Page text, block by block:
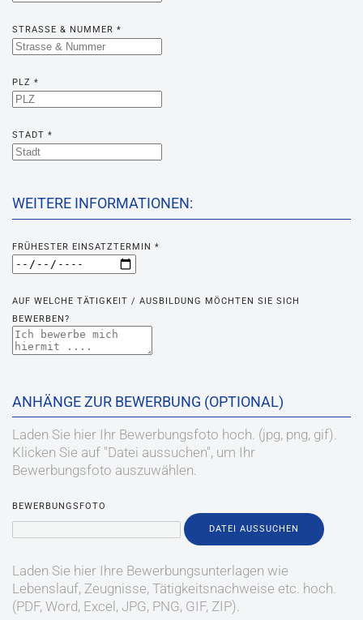
STRASSE & NUMMER *
PLZ *
STADT *
WEITERE INFORMATIONEN:
FRÜHESTER EINSATZTERMIN *
AUF WELCHE TÄTIGKEIT / AUSBILDUNG MÖCHTEN SIE SICH
BEWERBEN?
ANHÄNGE ZUR BEWERBUNG (OPTIONAL)
Laden Sie hier Ihr Bewerbungsfoto hoch. (jpg, png, gif).
Klicken Sie auf "Datei aussuchen", um Ihr
Bewerbungsfoto auszuwählen.
BEWERBUNGSFOTO
DATEI AUSSUCHEN
Laden Sie hier Ihre Bewerbungsunterlagen wie
Lebenslauf, Zeugnisse, Tätigkeitsnachweise etc. hoch.
(PDF, Word, Excel, JPG, PNG, GIF, ZIP).